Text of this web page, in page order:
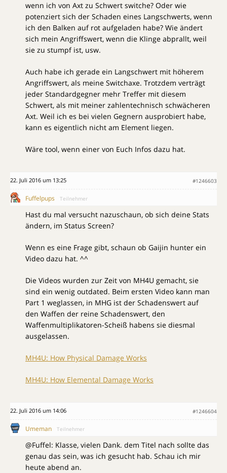
wenn ich von Axt zu Schwert switche? Oder wie
potenziert sich der Schaden eines Langschwerts, wenn
ich den Balken auf rot aufgeladen habe? Wie ändert
sich mein Angriffswert, wenn die Klinge abprallt, weil
sie zu stumpf ist, usw.
Auch habe ich gerade ein Langschwert mit höherem
Angriffswert, als meine Switchaxe. Trotzdem verträgt
jeder Standardgegner mehr Treffer mit diesem
Schwert, als mit meiner zahlentechnisch schwächeren
Axt. Weil ich es bei vielen Gegnern ausprobiert habe,
kann es eigentlich nicht am Element liegen.
Wäre tool, wenn einer von Euch Infos dazu hat.
22. Juli 2016 um 13:25 #1246603
Fuffelpups Teilnehmer
Hast du mal versucht nazuschaun, ob sich deine Stats
ändern, im Status Screen?
Wenn es eine Frage gibt, schaun ob Gaijin hunter ein
Video dazu hat. ^^
Die Videos wurden zur Zeit von MH4U gemacht, sie
sind ein wenig outdated. Beim ersten Video kann man
Part 1 weglassen, in MHG ist der Schadenswert auf
den Waffen der reine Schadenswert, den
Waffenmultiplikatoren-Scheiß habens sie diesmal
ausgelassen.
MH4U: How Physical Damage Works
MH4U: How Elemental Damage Works
22. Juli 2016 um 14:06 #1246604
Umeman Teilnehmer
@Fuffel: Klasse, vielen Dank. dem Titel nach sollte das
genau das sein, was ich gesucht hab. Schau ich mir
heute abend an.